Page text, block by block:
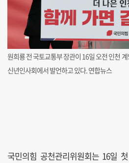
원희룡 전 국토교통부 장관이 16일 오전 인천
신년인사회에서 발언하고 있다. 연합뉴스
국민의힘 공천관리위원회는 16일